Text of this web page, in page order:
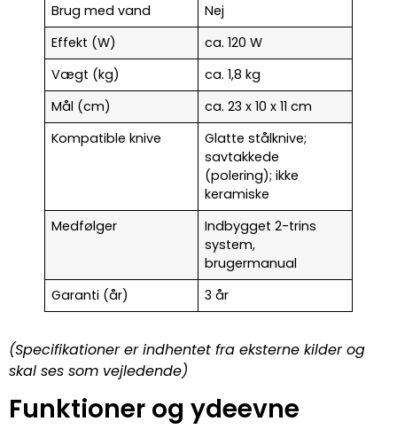
Brug med vand
Nej
Effekt (W)
ca. 120 W
Vægt (kg)
ca. 1,8 kg
Mål (cm)
ca. 23 x 10 x 11 cm
Kompatible knive
Glatte stålknive;
savtakkede
(polering); ikke
keramiske
Medfølger
Indbygget 2-trins
system,
brugermanual
Garanti (år)
3 år
(Specifikationer er indhentet fra eksterne kilder og
skal ses som vejledende)
Funktioner og ydeevne